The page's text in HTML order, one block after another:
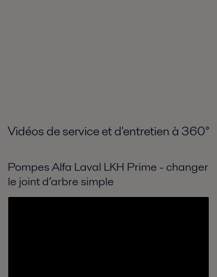
Vidéos de service et d'entretien à 360°
Pompes Alfa Laval LKH Prime - changer
le joint d’arbre simple